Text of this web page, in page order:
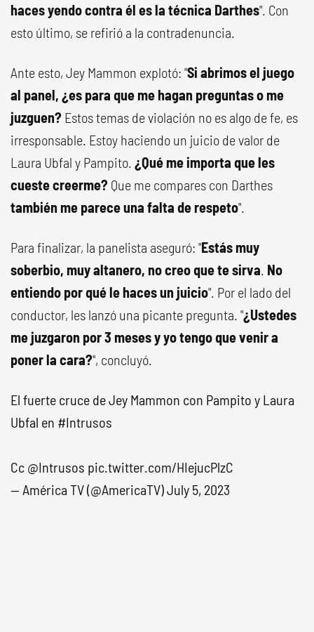
haces yendo contra él es la técnica Darthes". Con
esto último, se refirió a la contradenuncia.
Ante esto, Jey Mammon explotó: "Si abrimos el juego
al panel, ¿es para que me hagan preguntas o me
juzguen? Estos temas de violación no es algo de fe, es
irresponsable. Estoy haciendo un juicio de valor de
Laura Ubfal y Pampito. ¿Qué me importa que les
cueste creerme? Que me compares con Darthes
también me parece una falta de respeto".
Para finalizar, la panelista aseguró: "Estás muy
soberbio, muy altanero, no creo que te sirva No
entiendo por qué le haces un juicio". Por el lado del
conductor, les lanzó una picante pregunta. "¿Ustedes
me juzgaron por 3 meses y yo tengo que venir a
poner la cara?", concluyó.
El fuerte cruce de Jey Mammon con Pampito y Laura
Ubfal en #Intrusos
Cc @Intrusos pic.twitter.com/HIejucPlzC
— América TV (@AmericaTV)July 5, 2023